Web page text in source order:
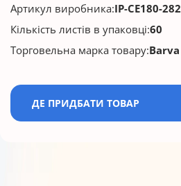
Артикул виробника:IP-CE180-282
Кількість листів в упаковці:60
Торговельна марка товару:Barva
ДЕ ПРИДБАТИ ТОВАР